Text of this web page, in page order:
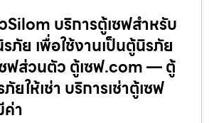
บริการตู้เซฟสำหรับ
ภัย เพื่อใช้งานเป็นตู้นิรภัย
ฟส่วนตัว ตู้เซฟ.com — ตู้
ยให้เช่า บริการเช่าตู้เซฟ
า